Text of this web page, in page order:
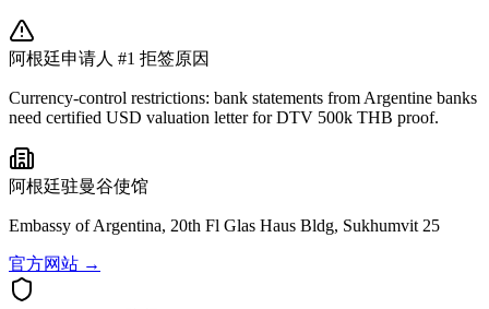
阿根廷申请人 #1 拒签原因
Currency-control restrictions: bank statements from Argentine banks
need certified USD valuation letter for DTV 500k THB proof.
阿根廷驻曼谷使馆
Embassy of Argentina, 20th Fl Glas Haus Bldg, Sukhumvit 25
官方网站 →